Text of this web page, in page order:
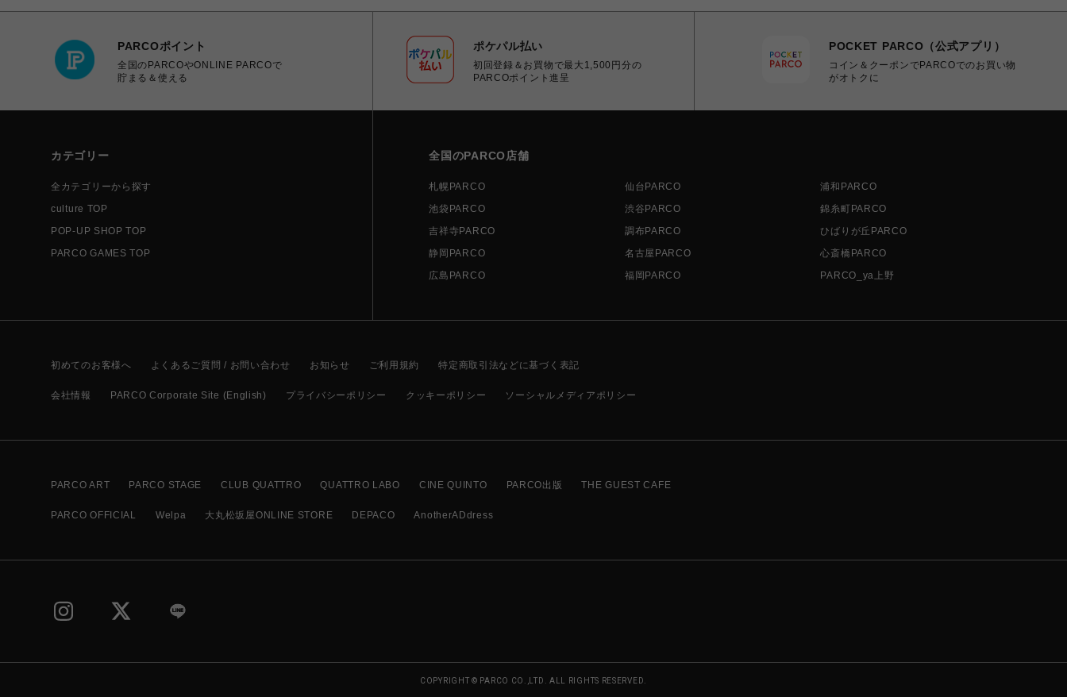
PARCOポイント
全国のPARCOやONLINE PARCOで
貯まる＆使える
ポケパル払い
初回登録＆お買物で最大1,500円分の
PARCOポイント進呈
POCKET PARCO（公式アプリ）
コイン＆クーポンでPARCOでのお買い物
がオトクに
カテゴリー
全カテゴリーから探す
culture TOP
POP-UP SHOP TOP
PARCO GAMES TOP
全国のPARCO店舗
札幌PARCO 仙台PARCO
浦和PARCO
池袋PARCO
渋谷PARCO
錦糸町PARCO
吉祥寺PARCO
調布PARCO
ひばりが丘PARCO
静岡PARCO
名古屋PARCO
心斎橋PARCO
広島PARCO
福岡PARCO PARCO_ya上野
初めてのお客様へ よくあるご質問 / お問い合わせ お知らせ ご利用規約 特定商取引法などに基づく表記
会社情報 PARCO Corporate Site (English) プライバシーポリシー クッキーポリシー ソーシャルメディアポリシー
PARCO ART PARCO STAGE CLUB QUATTRO QUATTRO LABO CINE QUINTO PARCO出版 THE GUEST CAFE
PARCO OFFICIAL Welpa 大丸松坂屋ONLINE STORE DEPACO AnotherADdress
COPYRIGHT © PARCO CO.,LTD. ALL RIGHTS RESERVED.